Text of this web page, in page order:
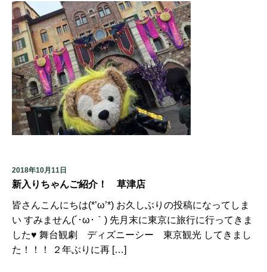
2018年10月11日
新入りちゃんご紹介！ 草津店
皆さんこんにちは(*’ω’*) お久しぶりの投稿になってしま
い すみません(´･ω･｀) 先月末に東京に旅行に行ってきま
した♥ 舞台観劇 ディズニーシー 東京観光 してきまし
た！！！ ２年ぶりに再 […]